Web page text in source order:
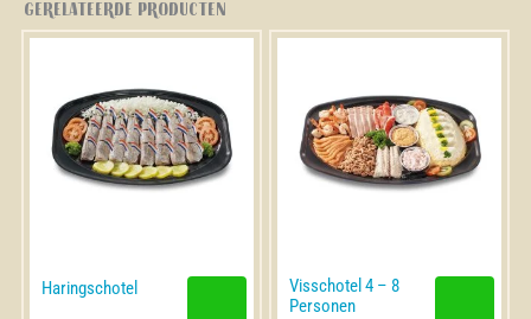
Gerelateerde producten
Haringschotel
Dit
Visschotel 4 – 8
Personen